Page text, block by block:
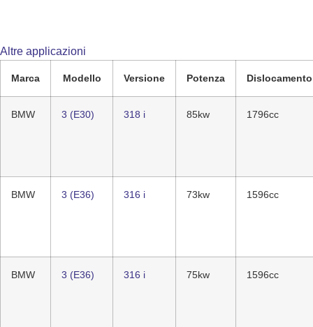
Altre applicazioni
Marca Modello Versione Potenza Dislocamento
BMW 3 (E30) 318 i 85kw 1796cc
BMW 3 (E36) 316 i 73kw 1596cc
BMW 3 (E36) 316 i 75kw 1596cc